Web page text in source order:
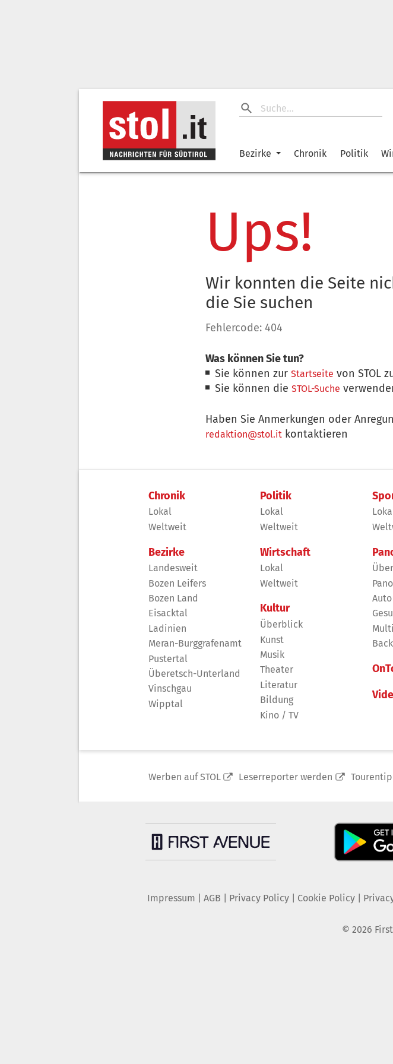
Bezirke Chronik Politik
Ups!
Wir konnten die Seite
die Sie suchen
Fehlercode: 404
Was können Sie tun?
Sie können zurStartseite von STOL
Sie können dieSTOL-Suche
Haben Sie Anmerkungen oder
redaktion@stol.it kontaktieren
Chronik
Lokal
Weltweit
Bezirke
Landesweit
Bozen Leifers
Bozen Land
Eisacktal
Ladinien
Meran-Burggrafenamt
Pustertal
Überetsch-Unterland
Vinschgau
Wipptal
Politik
Lokal
Weltweit
Wirtschaft
Lokal
Weltweit
Kultur
Überblick
Kunst
Musik
Theater
Literatur
Bildung
Kino / TV
Werben auf STOL Leserreporter werden
Impressum AGB Privacy Policy| Cookie Policy|
© 2026